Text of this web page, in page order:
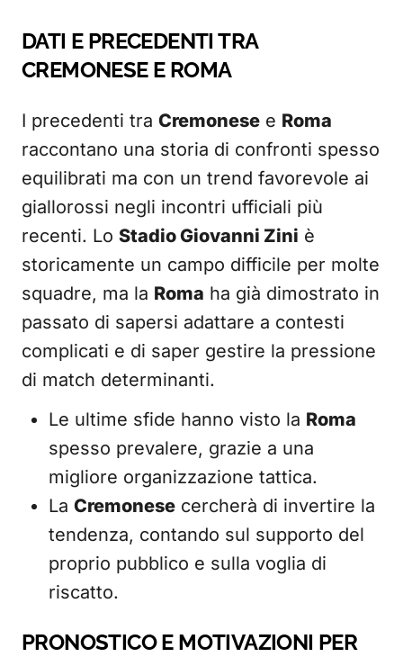
DATI E PRECEDENTI TRA
CREMONESE E ROMA
I precedenti tra Cremonese e Roma
raccontano una storia di confronti spesso
equilibrati ma con un trend favorevole ai
giallorossi negli incontri ufficiali più
recenti. Lo Stadio Giovanni Zini è
storicamente un campo difficile per molte
squadre, ma la Roma ha già dimostrato in
passato di sapersi adattare a contesti
complicati e di saper gestire la pressione
di match determinanti.
Le ultime sfide hanno visto la Roma
spesso prevalere, grazie a una
migliore organizzazione tattica.
La Cremonese cercherà di invertire la
tendenza, contando sul supporto del
proprio pubblico e sulla voglia di
riscatto.
PRONOSTICO E MOTIVAZIONI PER